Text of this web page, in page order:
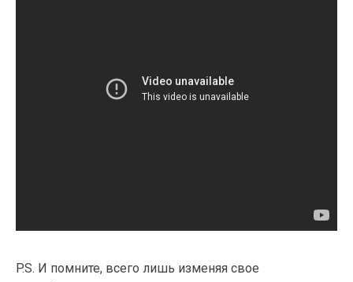
P.S. И помните, всего лишь изменяя свое